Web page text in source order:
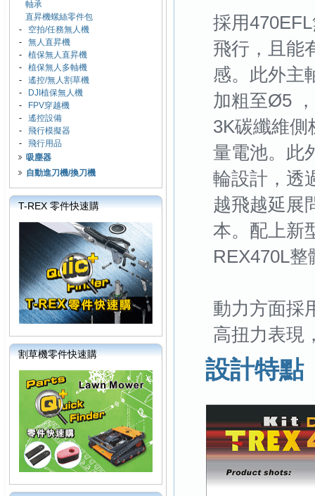
軸承
直昇機螺絲零件包
- 空拍/任務無人機
- 無人直昇機
- 植保無人直昇機
- 植保無人多軸機
- 遙控/無人割草機
-
DJI植保無人機
-
FPV穿越機
- 遙控設備
- 飛行模擬器
- 飛行用品
吸塵器
自動進刀機/換刀機
T-REX 零件快速購
割草機零件快速購
採用
飛行，且能
感。此外主
加粗至Ø5
3K碳纖維側
量電池。此
輪設計，透
越飛越延展
本。配上新
REX470L
動力方面採
高扭力表現
設計特點